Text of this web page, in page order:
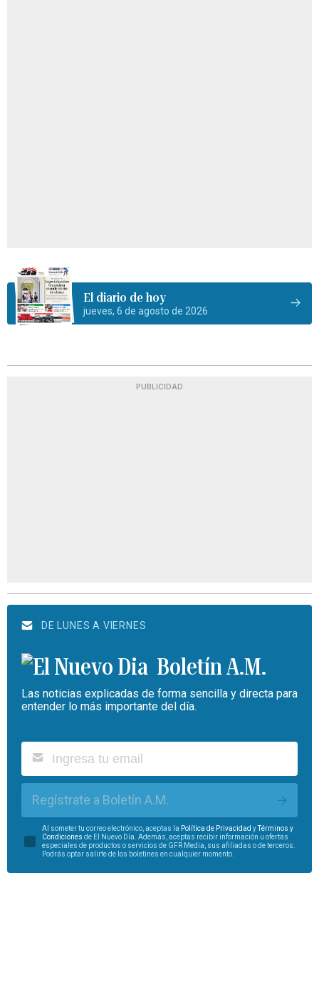
El diario de hoy
jueves, 6 de agosto de 2026
PUBLICIDAD
DE LUNES A VIERNES
Boletín A.M.
Las noticias explicadas de forma sencilla y directa para
entender lo más importante del día.
Regístrate a Boletín A.M.
Al someter tu correo electrónico, aceptas la Política de Privacidad y
Términos y
Condiciones de El Nuevo Día. Además, aceptas recibir información u ofertas
especiales de productos o servicios de GFR Media, sus afiliadas o de terceros.
Podrás optar salirte de los boletines en cualquier momento.